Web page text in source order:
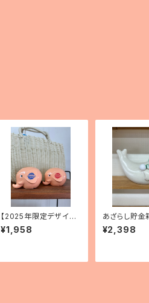
【2025年限定デザイン】
エレファントバンク 2
種
¥1,958
あざらし貯金
ー付き・フィン
¥2,398